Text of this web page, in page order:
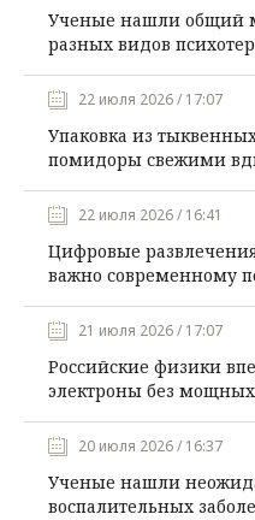
Ученые нашли общий
разных видов
22 июля 2026 / 17:07
Упаковка из
помидоры свежими
22 июля 2026 / 16:41
Цифровые
важно современному
21 июля 2026 / 17:07
Российские физики
электроны без
20 июля 2026 / 16:37
Ученые нашли
воспалительных